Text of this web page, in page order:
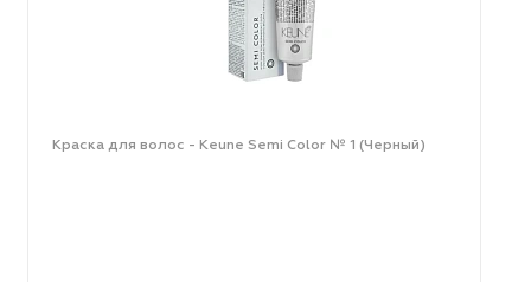
Краска для волос - Keune Semi Color № 1 (Черный)